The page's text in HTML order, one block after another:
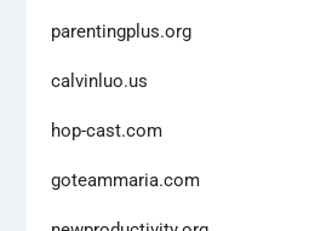
parentingplus.org
calvinluo.us
hop-cast.com
goteammaria.com